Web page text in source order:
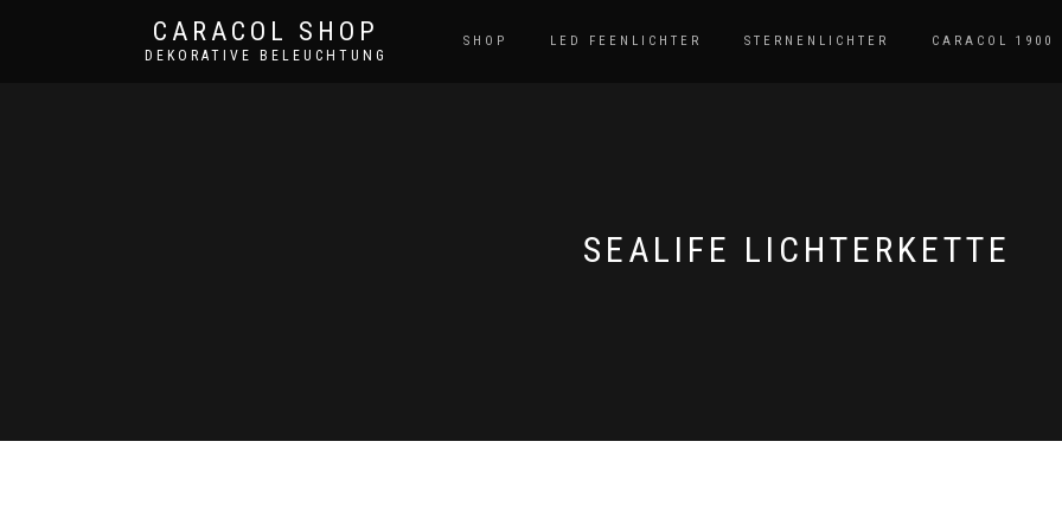
CARACOL SHOP
DEKORATIVE BELEUCHTUNG
SHOP LED FEENLICHTER STERNENLICHTER CARACOL 1900
SEALIFE LICHTERKETTE